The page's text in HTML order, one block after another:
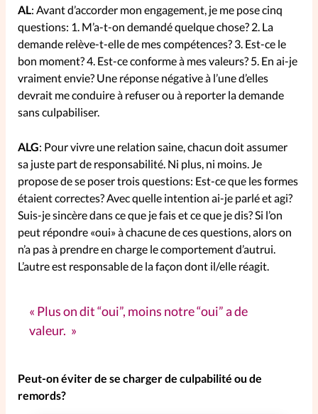
AL: Avant d’accorder mon engagement, je me pose cinq
questions: 1. M’a-t-on demandé quelque chose? 2. La
demande relève-t-elle de mes compétences? 3. Est-ce le
bon moment? 4. Est-ce conforme à mes valeurs? 5. En ai-je
vraiment envie? Une réponse négative à l’une d’elles
devrait me conduire à refuser ou à reporter la demande
sans culpabiliser.
ALG: Pour vivre une relation saine, chacun doit assumer
sa juste part de responsabilité. Ni plus, ni moins. Je
propose de se poser trois questions: Est-ce que les formes
étaient correctes? Avec quelle intention ai-je parlé et agi?
Suis-je sincère dans ce que je fais et ce que je dis? Si l’on
peut répondre «oui» à chacune de ces questions, alors on
n’a pas à prendre en charge le comportement d’autrui.
L’autre est responsable de la façon dont il/elle réagit.
Plus on dit “oui”, moins notre “oui” a de
valeur.
Peut-on éviter de se charger de culpabilité ou de
remords?